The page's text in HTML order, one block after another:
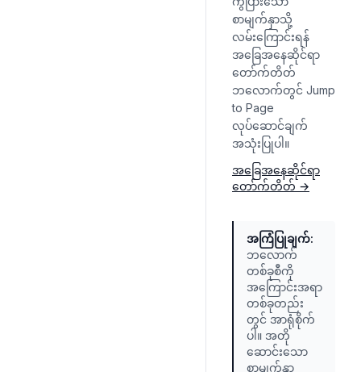
စာမျက်နှာသို့
လမ်းကြောင်းရန်
အခြေအနေဆိုင်ရာ
တော်က်တိတ်
ဘလောက်တွင် Jump
to Page
လုပ်ဆောင်ချက်
အသုံးပြုပါ။
အခြေအနေဆိုင်ရာ
တော်က်တိတ် →
အကြံပြုချက်:
ဘလောက်
တစ်ခုစီကို
အကြောင်းအရာ
တစ်ခုတည်း
တွင် အာရုံစိုက်
ပါ။ အတို
ဆောင်းသော
စာမျက်နှာ